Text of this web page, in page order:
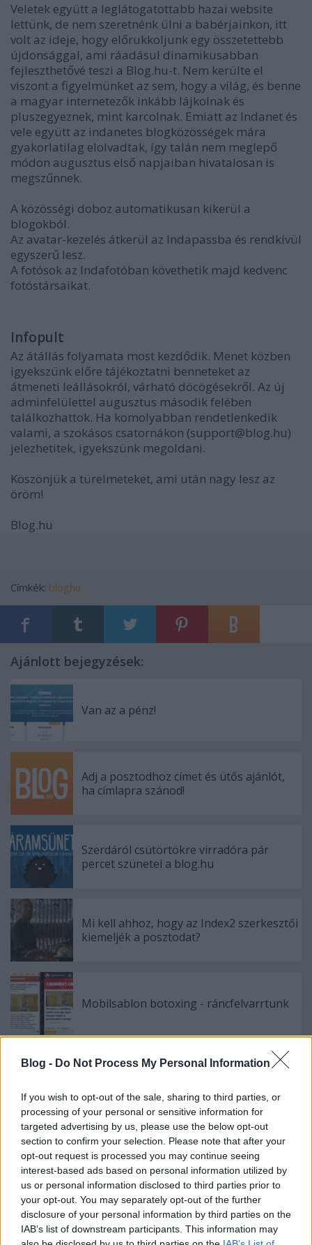
Blog - Do Not Process My Personal Information
If you wish to opt-out of the sale, sharing to third parties, or
processing of your personal or sensitive information for
targeted advertising by us, please use the below opt-out
section to confirm your selection. Please note that after your
opt-out request is processed you may continue seeing
interest-based ads based on personal information utilized by
us or personal information disclosed to third parties prior to
your opt-out. You may separately opt-out of the further
disclosure of your personal information by third parties on the
IAB’s list of downstream participants. This information may
Veletek együtt a leglátogatottabb hazai website
lettünk, de nem szeretnénk ülni a babérjainkon, itt
volt az ideje, hogy előrukkoljunk egy összetettebb
újdonsággal, ami ráadásul dinamikusabban
fejleszthetővé teszi a Blog.hu-t. Nem kerülte el
viszont a figyelmünket az sem, hogy a világ, és benne
a magyar internetezők inkább lájkolnak és
pluszegyeznek, mint karcolnak. Emiatt az Indanet és
vele együtt az indanetes blogközösségek mára
gyakorlatilag elolvadtak, így talán nem meglepő
módon augusztus első napjaiban hivatalosan is
megszűnnek.
A közösségi doboz automatikusan kikerül a
blogokból.
Az avatar-kezelés átkerül az Indapassba és rendkívül
egyszerű lesz.
A fotósok az Indafotóban követhetik majd kedvenc
fotóstársaikat.
Infopult
Az átállás folyamata most kezdődik. Menet közben
igyekszünk előre tájékoztatni benneteket az
átmeneti leállásokról, várható döcögésekről. Az új
adminfelülettel augusztus második felében
találkozhattok. Ha komolyabban rendetlenkedik
valami, a szokásos csatornákon (support@blog.hu)
jelezhetitek, igyekszünk megoldani.
Köszönjük a türelmeteket, ami után nagy lesz az
öröm!
Blog.hu
Címkék: bloghu
Ajánlott bejegyzések:
Van az a pénz!
Adj a posztodhoz címet és ütős ajánlót,
ha címlapra szánod!
Szerdáról csütörtökre virradóra pár
percet szünetel a blog.hu
Mi kell ahhoz, hogy az Index2 szerkesztői
kiemeljék a posztodat?
Mobilsablon botoxing - ráncfelvarrtunk
A hozzászóláshoz be kell lépned!